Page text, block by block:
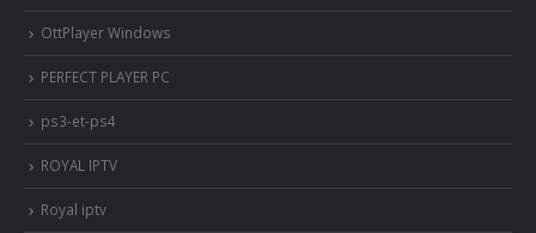
OttPlayer Windows
PERFECT PLAYER PC
ps3-et-ps4
ROYAL IPTV
Royal iptv